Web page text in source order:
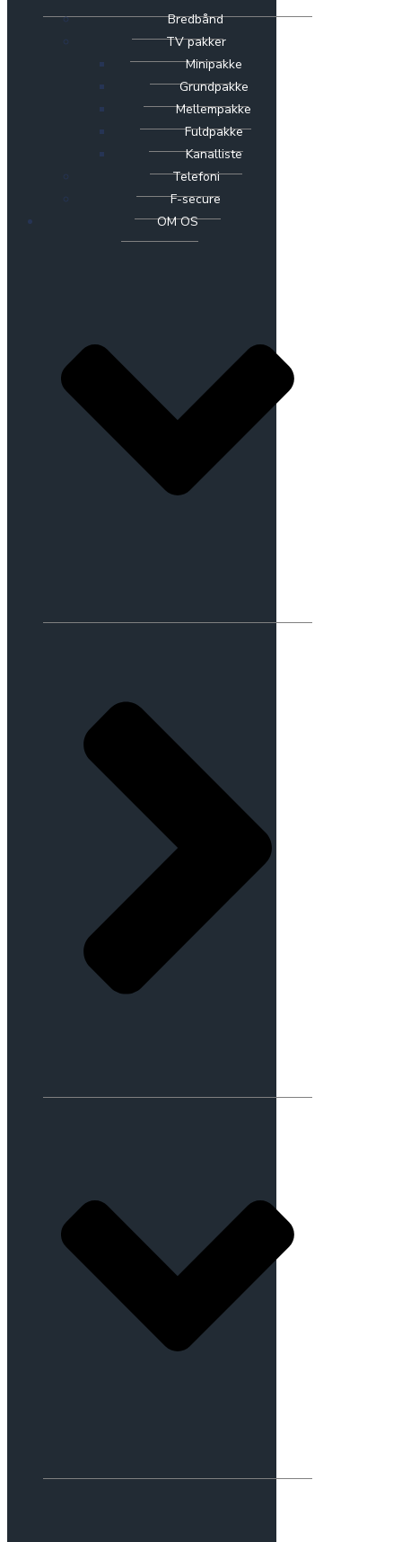
Bredbånd
TV pakker
Minipakke
Grundpakke
Mellempakke
Fuldpakke
Kanalliste
Telefoni
F-secure
OM OS